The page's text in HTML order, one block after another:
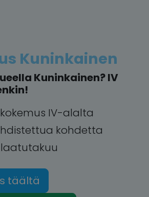
Kuninkainen
Kuninkainen? IV
IV-alalta
kohdetta
laatutakuu
täältä